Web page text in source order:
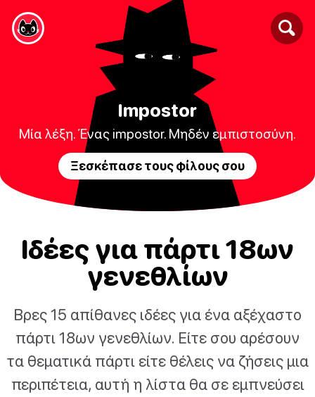
Impostor
Μία λέξη. Ένας impostor. Μηδέν εμπιστοσύνη.
Ξεσκέπασε τους φίλους σου
Ιδέες για πάρτι 18ων
γενεθλίων
Βρες 15 απίθανες ιδέες για ένα αξέχαστο
πάρτι 18ων γενεθλίων. Είτε σου αρέσουν
τα θεματικά πάρτι είτε θέλεις να ζήσεις μια
περιπέτεια, αυτή η λίστα θα σε εμπνεύσει